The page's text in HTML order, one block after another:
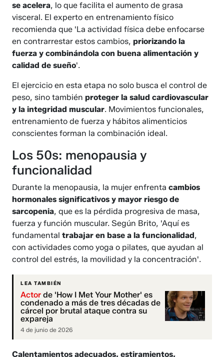
se acelera, lo que facilita el aumento de grasa
visceral. El experto en entrenamiento físico
recomienda que 'La actividad física debe enfocarse
en contrarrestar estos cambios,priorizando la
fuerza y combinándola con buena alimentación y
calidad de sueño'.
El ejercicio en esta etapa no solo busca el control de
peso, sino tambiénproteger la salud cardiovascular
y la integridad muscular. Movimientos funcionales,
entrenamiento de fuerza y hábitos alimenticios
conscientes forman la combinación ideal.
Los 50s: menopausia y
funcionalidad
Durante la menopausia, la mujer enfrentacambios
hormonales significativos y mayor riesgo de
sarcopenia, que es la pérdida progresiva de masa,
fuerza y función muscular. Según Brito, 'Aquí es
fundamental trabajar en base a la funcionalidad,
con actividades como yoga o pilates, que ayudan al
control del estrés, la movilidad y la concentración'.
LEA TAMBIÉN
Actor de 'How I Met Your Mother' es
condenado a más de tres décadas de
cárcel por brutal ataque contra su
expareja
4 de junio de 2026
Calentamientos adecuados, estiramientos,